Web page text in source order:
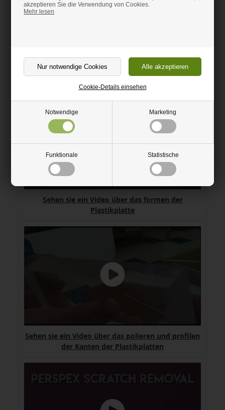
akzeptieren Sie die Verwendung von Cookies.
Mehr lesen
Notwendige Marketing
Funktionale Statistische
Cookie-Details einsehen
Sehen sie ein Video über das Zuschneiden der
Plastikplatte
Sehen sie ein Video über das formen der
Plastikplatte
Sehen sie ein Video über das polieren und profilen
der Kanten der Plastikplatten